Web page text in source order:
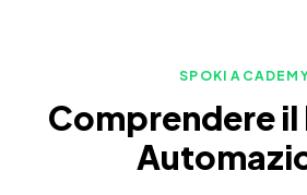
SPOKI
Comprendere il